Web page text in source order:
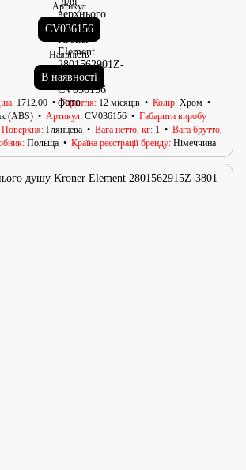
Артикул
CV036156
Наявність
В наявності
1712.00 Гарантія 12 місяців Колір Хром
(ABS) Артикул CV036156
Габарити виробу
Поверхня Глянцева Вага нетто, кг 1
Вага брутто,
Польща Країна реєстрації бренду Німеччина